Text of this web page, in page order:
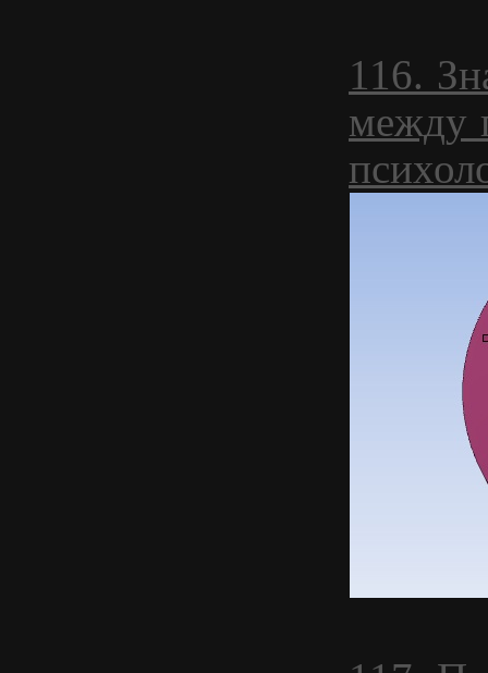
116.
между